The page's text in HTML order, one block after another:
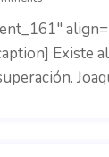
Existe